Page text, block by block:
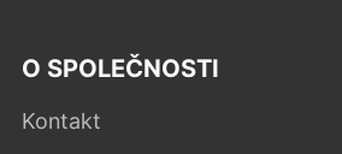
O SPOLEČNOSTI
Kontakt